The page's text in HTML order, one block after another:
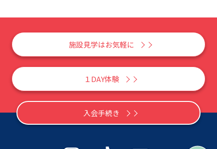
施設見学はお気軽に
１DAY体験
入会手続き